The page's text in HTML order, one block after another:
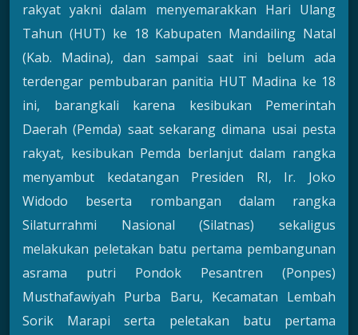
rakyat yakni dalam menyemarakkan Hari Ulang
Tahun (HUT) ke 18 Kabupaten Mandailing Natal
(Kab. Madina), dan sampai saat ini belum ada
terdengar pembubaran panitia HUT Madina ke 18
ini, barangkali karena kesibukan Pemerintah
Daerah (Pemda) saat sekarang dimana usai pesta
rakyat, kesibukan Pemda berlanjut dalam rangka
menyambut kedatangan Presiden RI, Ir. Joko
Widodo beserta rombangan dalam rangka
Silaturrahmi Nasional (Silatnas) sekaligus
melakukan peletakan batu pertama pembangunan
asrama putri Pondok Pesantren (Ponpes)
Musthafawiyah Purba Baru, Kecamatan Lembah
Sorik Marapi serta peletakan batu pertama